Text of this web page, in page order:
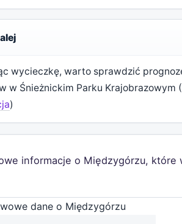
wycieczkę, warto sprawdzić
w Śnieżnickim Parku Krajobrazowym (
)
informacje o Międzygórzu, które
dane o Międzygórzu